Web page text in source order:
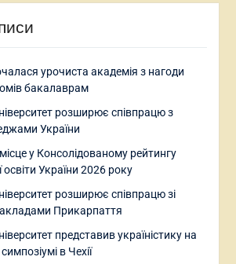
урочиста академія з нагоди
бакалаврам
розширює співпрацю з
України
у Консолідованому рейтингу
України 2026 року
розширює співпрацю зі
Прикарпаття
представив україністику на
в Чехії